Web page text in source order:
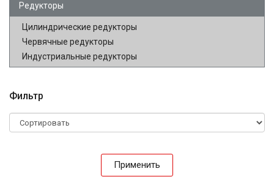
Редукторы
Цилиндрические редукторы
Червячные редукторы
Индустриальные редукторы
Фильтр
Применить